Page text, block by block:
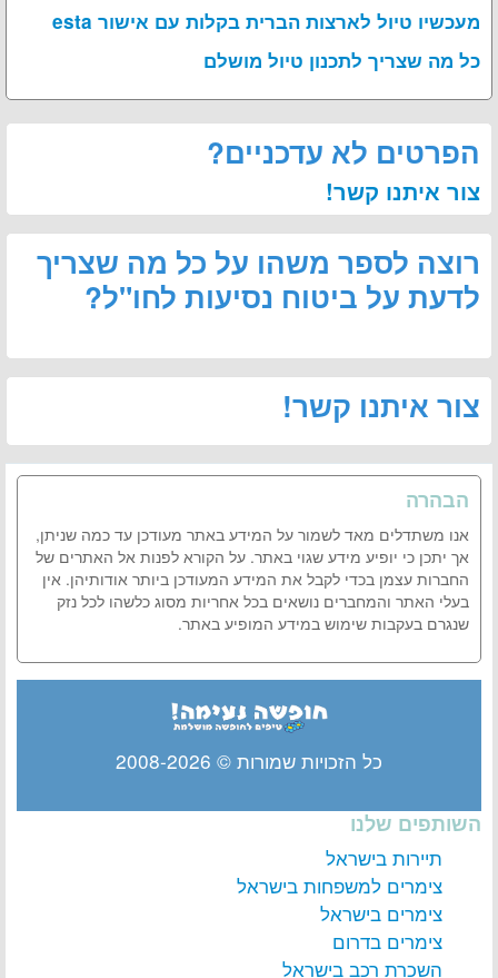
מעכשיו טיול לארצות הברית בקלות עם אישור esta
כל מה שצריך לתכנון טיול מושלם
הפרטים לא עדכניים?
צור איתנו קשר!
רוצה לספר משהו על כל מה שצריך
לדעת על ביטוח נסיעות לחו"ל?
צור איתנו קשר!
הבהרה
אנו משתדלים מאד לשמור על המידע באתר מעודכן עד כמה שניתן,
אך יתכן כי יופיע מידע שגוי באתר. על הקורא לפנות אל האתרים של
החברות עצמן בכדי לקבל את המידע המעודכן ביותר אודותיהן. אין
בעלי האתר והמחברים נושאים בכל אחריות מסוג כלשהו לכל נזק
שנגרם בעקבות שימוש במידע המופיע באתר.
כל הזכויות שמורות © 2008-2026
השותפים שלנו
תיירות בישראל
צימרים למשפחות בישראל
צימרים בישראל
צימרים בדרום
השכרת רכב בישראל